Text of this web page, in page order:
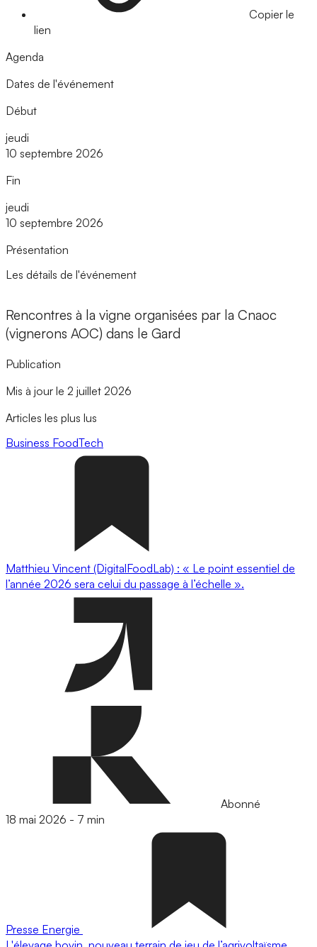
Copier le
lien
Agenda
Dates de l'événement
Début
jeudi
10 septembre 2026
Fin
jeudi
10 septembre 2026
Présentation
Les détails de l'événement
Rencontres à la vigne organisées par la Cnaoc
(vignerons AOC) dans le Gard
Publication
Mis à jour le 2 juillet 2026
Articles les plus lus
Business FoodTech
Matthieu Vincent (DigitalFoodLab) : « Le point essentiel de
l’année 2026 sera celui du passage à l’échelle ».
Abonné
18 mai 2026 - 7 min
Presse Energie